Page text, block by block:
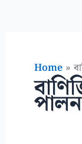
Home
পালন